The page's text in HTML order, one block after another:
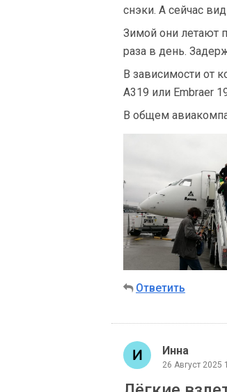
снэки. А сейчас
Зимой они летают
раза в день.
В зависимости от
A319 или Embraer
В общем
Ответить
Инна
26 Август 2025